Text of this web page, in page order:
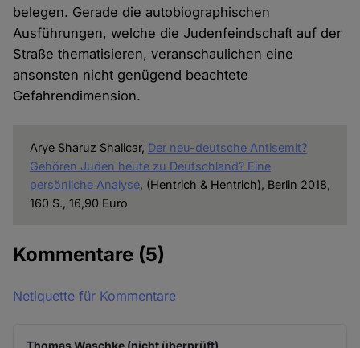
belegen. Gerade die autobiographischen
Ausführungen, welche die Judenfeindschaft auf der
Straße thematisieren, veranschaulichen eine
ansonsten nicht genügend beachtete
Gefahrendimension.
Arye Sharuz Shalicar, Der neu-deutsche Antisemit?
Gehören Juden heute zu Deutschland? Eine
persönliche Analyse, (Hentrich & Hentrich), Berlin 2018,
160 S., 16,90 Euro
Kommentare (5)
Netiquette für Kommentare
Thomas Waschke (nicht überprüft)